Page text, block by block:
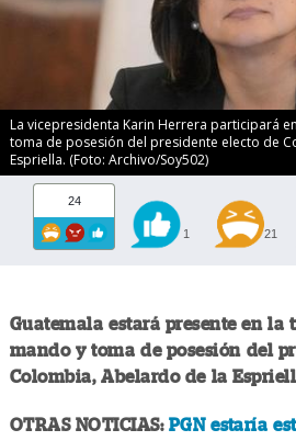
La vicepresidenta Karin Herrera participará
toma de posesión del presidente electo de
Espriella. (Foto: Archivo/Soy502)
24
1 21
Guatemala estará presente en la
mando y toma de posesión del
Colombia, Abelardo de la
OTRAS NOTICIAS: PGN estaría